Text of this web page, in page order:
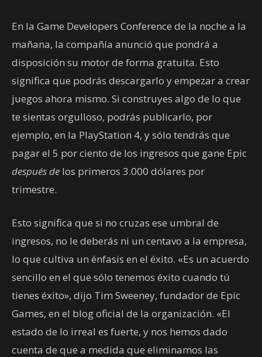
En la Game Developers Conference de la noche a la
mañana, la compañía anunció que pondrá a
disposición su motor de forma gratuita. Esto
significa que podrás descargarlo y empezar a crear
juegos ahora mismo. Si construyes algo de lo que
te sientas orgulloso, podrás publicarlo, por
ejemplo, en la PlayStation 4, y sólo tendrás que
pagar el 5 por ciento de los ingresos que gane Epic
después de los primeros 3.000 dólares por
trimestre.
Esto significa que si no cruzas ese umbral de
ingresos, no le deberás ni un centavo a la empresa,
lo que cultiva un énfasis en el éxito. «Es un acuerdo
sencillo en el que sólo tenemos éxito cuando tú
tienes éxito», dijo Tim Sweeney, fundador de Epic
Games, en el blog oficial de la organización. «El
estado de lo irreal es fuerte, y nos hemos dado
cuenta de que a medida que eliminamos las